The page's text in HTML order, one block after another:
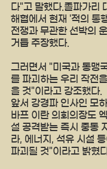
다"고 말했다.졸파가리
해협에서 현재 '적의 통
전쟁과 무관한 선박의
거듭 주장했다.
그러면서 "미국과 동맹
를 파괴하는 우리 작전
을 것"이라고 강조했다.
앞서 강경파 인사인 모
바프 이란 의회의장도
설 공격받는 즉시 중동
라, 에너지, 석유 시설
파괴될 것"이라고 밝혔